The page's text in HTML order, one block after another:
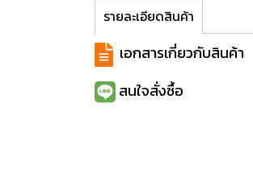
รายละเอียดสินค้า
เอกสารเกี่ยวกับสินค้า
สนใจสั่งซื้อ